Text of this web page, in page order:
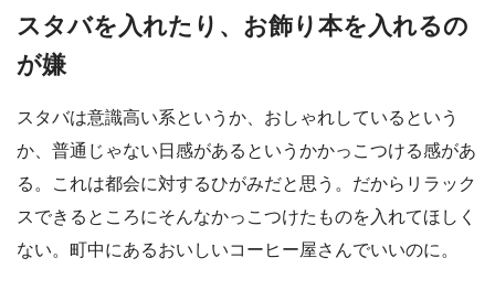
スタバを入れたり、お飾り本を入れるの
が嫌
スタバは意識高い系というか、おしゃれしているという
か、普通じゃない日感があるというかかっこつける感があ
る。これは都会に対するひがみだと思う。だからリラック
スできるところにそんなかっこつけたものを入れてほしく
ない。町中にあるおいしいコーヒー屋さんでいいのに。